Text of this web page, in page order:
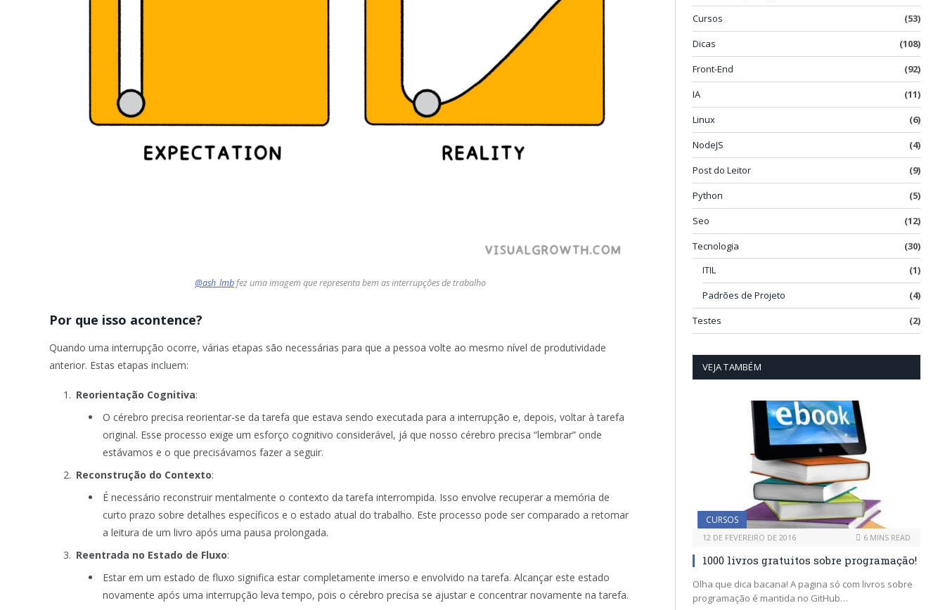
@ash_lmbfez uma imagem que representa bem as interrupções de trabalho
Por que isso acontence?
Quando uma interrupção ocorre, várias etapas são necessárias para que a pessoa volte ao mesmo nível de produtividade
anterior. Estas etapas incluem:
Reorientação Cognitiva:
O cérebro precisa reorientar-se da tarefa que estava sendo executada para a interrupção e, depois, voltar à tarefa
original. Esse processo exige um esforço cognitivo considerável, já que nosso cérebro precisa “lembrar” onde
estávamos e o que precisávamos fazer a seguir.
Reconstrução do Contexto:
É necessário reconstruir mentalmente o contexto da tarefa interrompida. Isso envolve recuperar a memória de
curto prazo sobre detalhes específicos e o estado atual do trabalho. Este processo pode ser comparado a retomar
a leitura de um livro após uma pausa prolongada.
Reentrada no Estado de Fluxo:
Estar em um estado de fluxo significa estar completamente imerso e envolvido na tarefa. Alcançar este estado
novamente após uma interrupção leva tempo, pois o cérebro precisa se ajustar e concentrar novamente na tarefa.
Cursos
(53)
Dicas
(108)
Front-End
(92)
IA
(11)
Linux
(6)
NodeJS
(4)
Post do Leitor
(9)
Python
(5)
Seo
(12)
Tecnologia
(30)
ITIL
(1)
Padrões de Projeto
(4)
Testes
(2)
VEJA TAMBÉM
CURSOS
12 DE FEVEREIRO DE 2016 6 MINS READ
1000 livros gratuitos sobre programação!
Olha que dica bacana! A pagina só com livros sobre
programação é mantida no GitHub…